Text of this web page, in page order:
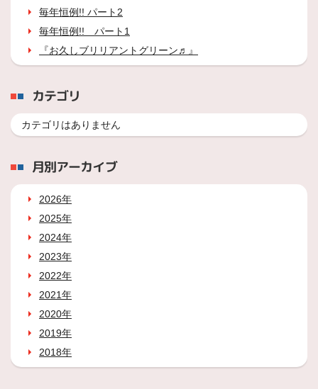
毎年恒例!! パート2
毎年恒例!! パート1
『お久しブリリアントグリーン♬』
カテゴリ
カテゴリはありません
月別アーカイブ
2026年
2025年
2024年
2023年
2022年
2021年
2020年
2019年
2018年